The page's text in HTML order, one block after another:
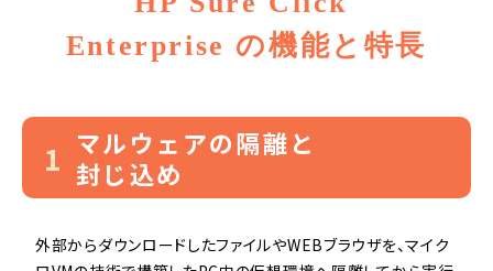
Enterprise の機能と特長
1 マルウェアの隔離と
封じ込め
外部からダウンロードしたファイルやWEBブラウザを、マイク